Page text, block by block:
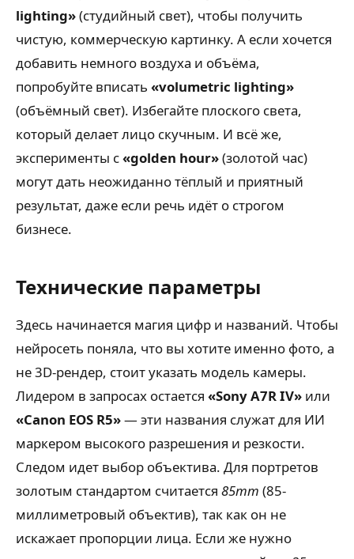
lighting»(студийный свет), чтобы получить
чистую, коммерческую картинку. А если хочется
добавить немного воздуха и объёма,
попробуйте вписать «volumetric lighting»
(объёмный свет). Избегайте плоского света,
который делает лицо скучным. И всё же,
эксперименты с«golden hour»(золотой час)
могут дать неожиданно тёплый и приятный
результат, даже если речь идёт о строгом
бизнесе.
Технические параметры
Здесь начинается магия цифр и названий. Чтобы
нейросеть поняла, что вы хотите именно фото, а
не 3D-рендер, стоит указать модель камеры.
Лидером в запросах остается «Sony A7R IV» или
«Canon EOS R5»— эти названия служат для ИИ
маркером высокого разрешения и резкости.
Следом идет выбор объектива. Для портретов
золотым стандартом считается 85mm (85-
миллиметровый объектив), так как он не
искажает пропорции лица. Если же нужно